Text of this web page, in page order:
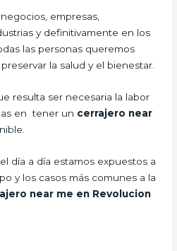
empresas,
y definitivamente en los
las personas queremos
la salud y el bienestar.
resulta ser necesaria la labor
en tener un cerrajero near
día a día estamos expuestos a
y los casos más comunes a la
near me en Revolucion